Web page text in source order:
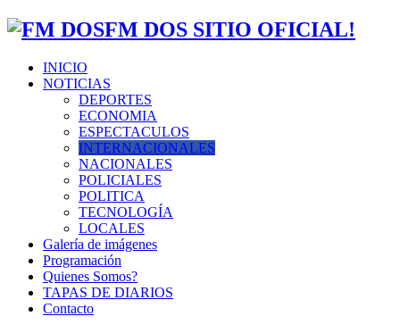
FM DOS SITIO OFICIAL!
INICIO
NOTICIAS
DEPORTES
ECONOMIA
ESPECTACULOS
INTERNACIONALES
NACIONALES
POLICIALES
POLITICA
TECNOLOGÍA
LOCALES
Galería de imágenes
Programación
Quienes Somos?
TAPAS DE DIARIOS
Contacto